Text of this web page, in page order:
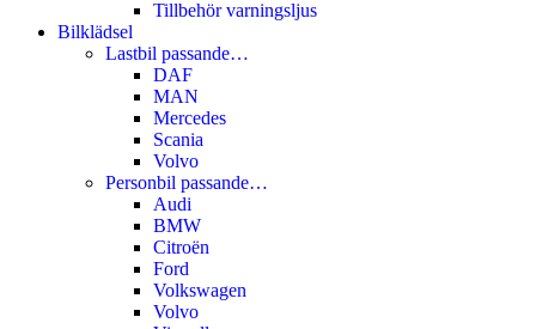
Tillbehör varningsljus
Bilklädsel
Lastbil passande…
DAF
MAN
Mercedes
Scania
Volvo
Personbil passande…
Audi
BMW
Citroën
Ford
Volkswagen
Volvo